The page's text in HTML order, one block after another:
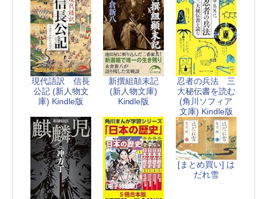
現代語訳 信長
公記 (新人物文
庫) Kindle版
新撰組顛末記
(新人物文庫)
Kindle版
忍者の兵法 三
大秘伝書を読む
(角川ソフィア
文庫) Kindle版
[まとめ買い] は
だれ雪